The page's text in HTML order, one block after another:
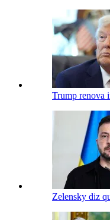
Trump renova
Zelensky diz